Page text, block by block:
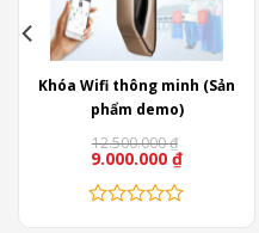
Khóa Wifi thông minh (Sản
9.000.000₫
12.500.000₫